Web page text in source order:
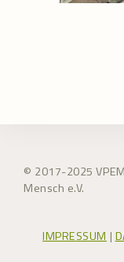
© 2017-2025
Mensch e.V.
IMPRESSUM |